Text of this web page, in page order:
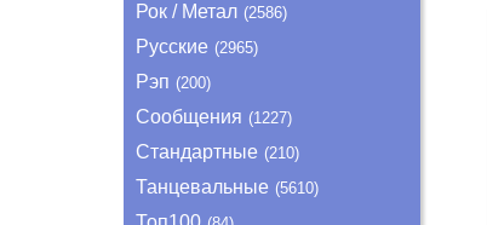
Рок / Метал (2586)
Русские (2965)
Рэп (200)
Сообщения (1227)
Стандартные (210)
Танцевальные (5610)